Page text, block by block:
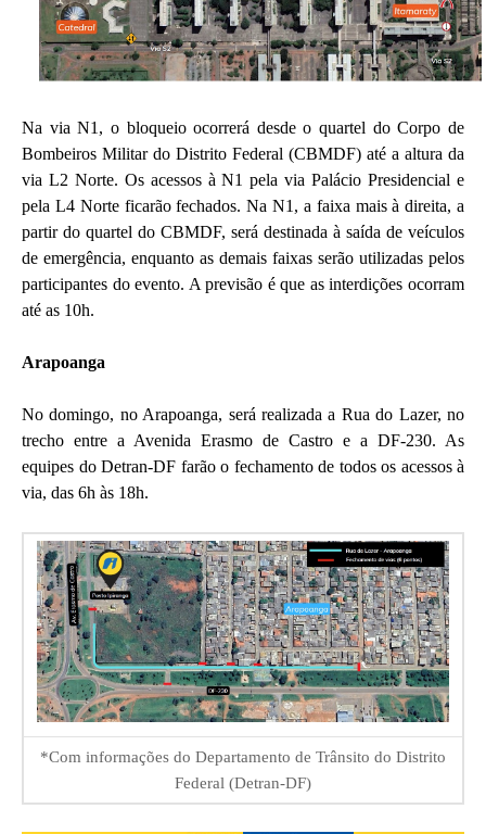
Na via N1, o bloqueio ocorrerá desde o quartel do Corpo de
Bombeiros Militar do Distrito Federal (CBMDF) até a altura da
via L2 Norte. Os acessos à N1 pela via Palácio Presidencial e
pela L4 Norte ficarão fechados. Na N1, a faixa mais à direita, a
partir do quartel do CBMDF, será destinada à saída de veículos
de emergência, enquanto as demais faixas serão utilizadas pelos
participantes do evento. A previsão é que as interdições ocorram
até as 10h.
Arapoanga
No domingo, no Arapoanga, será realizada a Rua do Lazer, no
trecho entre a Avenida Erasmo de Castro e a DF-230. As
equipes do Detran-DF farão o fechamento de todos os acessos à
via, das 6h às 18h.
*Com informações do Departamento de Trânsito do Distrito
Federal (Detran-DF)